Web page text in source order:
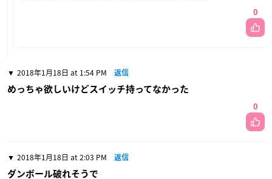
0
2018年1月18日 at 1:54 PM 返信
めっちゃ欲しいけどスイッチ持ってなかった
0
2018年1月18日 at 2:03 PM 返信
ダンボール破れそうで